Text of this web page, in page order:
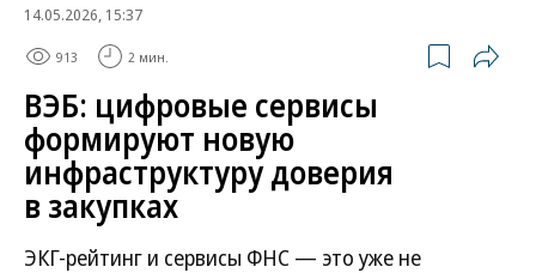
14.05.2026, 15:37
913 2 мин.
ВЭБ: цифровые сервисы
формируют новую
инфраструктуру доверия
в закупках
ЭКГ-рейтинг и сервисы ФНС — это уже не